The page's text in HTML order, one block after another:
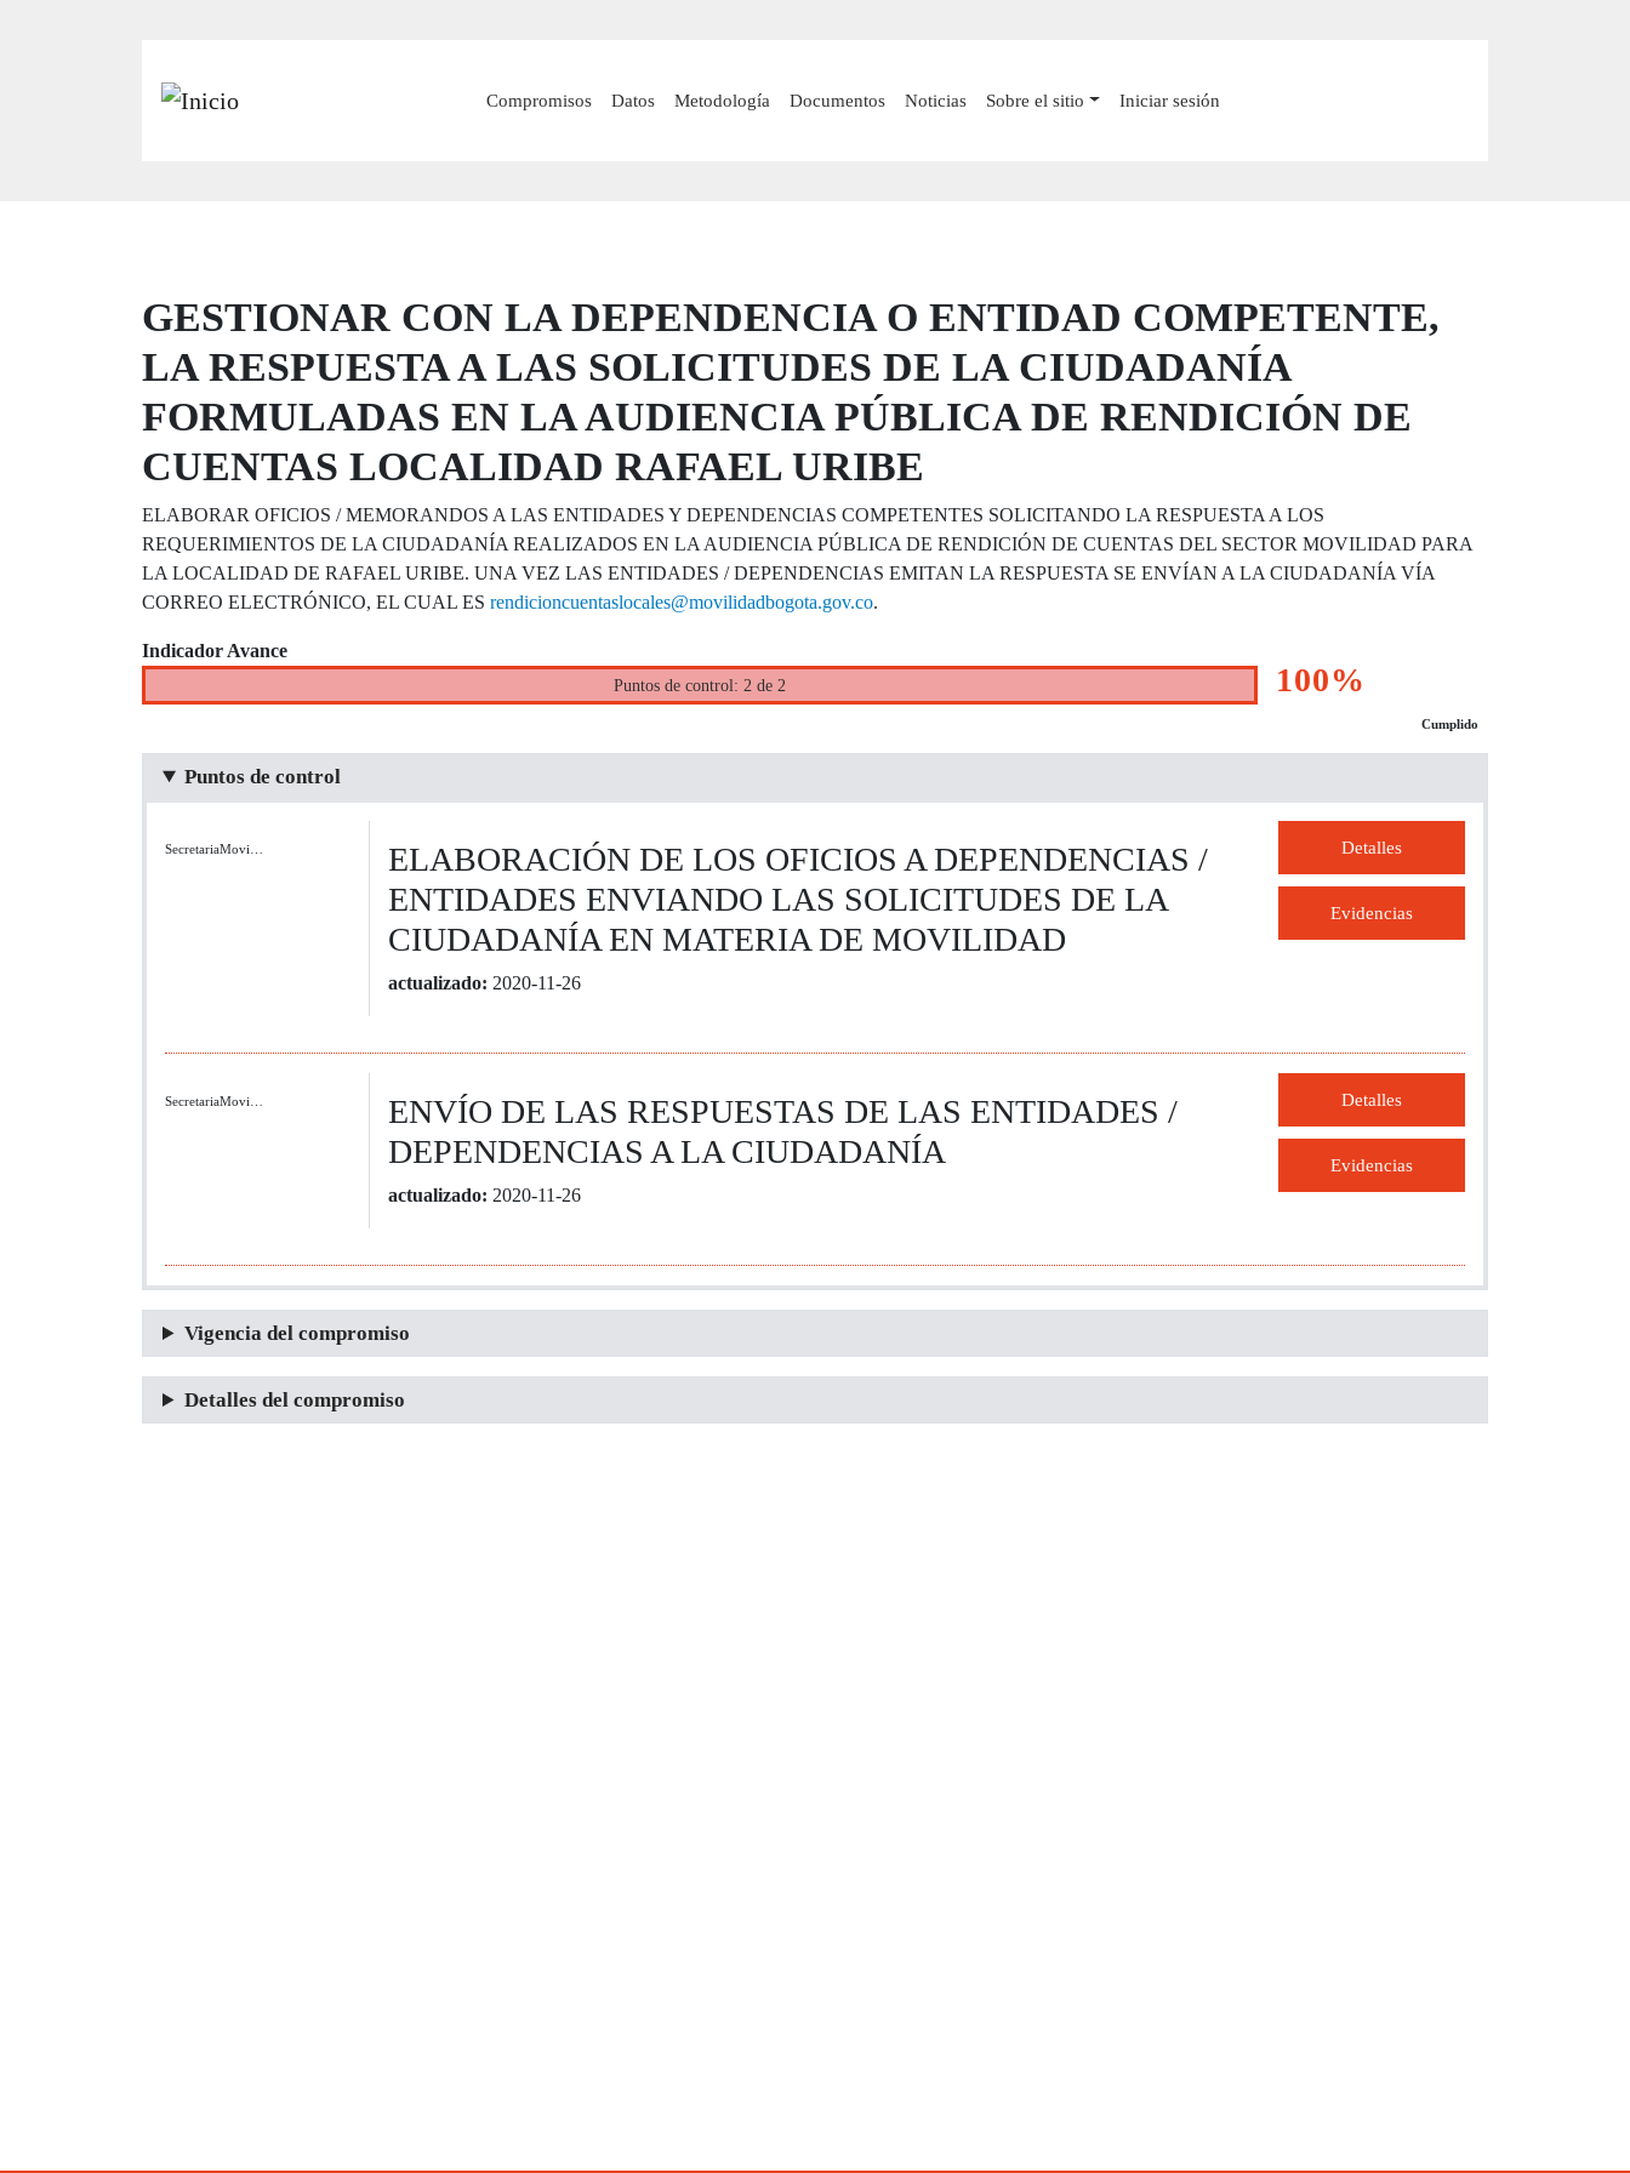
principal
Main navigation
Compromisos Datos Metodología Documentos Noticias Sobre el sitio Iniciar sesión
GESTIONAR CON LA DEPENDENCIA O ENTIDAD COMPETENTE,
LA RESPUESTA A LAS SOLICITUDES DE LA CIUDADANÍA
FORMULADAS EN LA AUDIENCIA PÚBLICA DE RENDICIÓN DE
CUENTAS LOCALIDAD RAFAEL URIBE
ELABORAR OFICIOS / MEMORANDOS A LAS ENTIDADES Y DEPENDENCIAS COMPETENTES SOLICITANDO LA RESPUESTA A LOS
REQUERIMIENTOS DE LA CIUDADANÍA REALIZADOS EN LA AUDIENCIA PÚBLICA DE RENDICIÓN DE CUENTAS DEL SECTOR MOVILIDAD PARA
LA LOCALIDAD DE RAFAEL URIBE. UNA VEZ LAS ENTIDADES / DEPENDENCIAS EMITAN LA RESPUESTA SE ENVÍAN A LA CIUDADANÍA VÍA
CORREO ELECTRÓNICO, EL CUAL ES rendicioncuentaslocales@movilidadbogota.gov.co.
Indicador Avance
Puntos de control: 2 de 2 100%
Cumplido
Puntos de control
SecretariaMovi…
ELABORACIÓN DE LOS OFICIOS A DEPENDENCIAS /
ENTIDADES ENVIANDO LAS SOLICITUDES DE LA
CIUDADANÍA EN MATERIA DE MOVILIDAD
actualizado: 2020-11-26
Detalles
Evidencias
SecretariaMovi…
ENVÍO DE LAS RESPUESTAS DE LAS ENTIDADES /
DEPENDENCIAS A LA CIUDADANÍA
actualizado: 2020-11-26
Detalles
Evidencias
Vigencia del compromiso
Detalles del compromiso